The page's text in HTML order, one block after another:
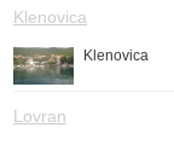
Klenovica
Klenovica
Lovran